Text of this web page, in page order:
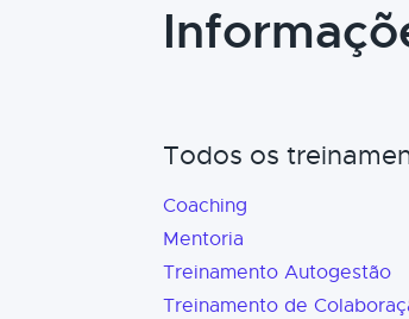
Todos os
Coaching
Mentoria
Treinamento Autogestão
Treinamento de